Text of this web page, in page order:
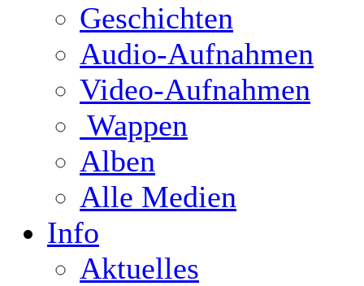
Geschichten
Audio-Aufnahmen
Video-Aufnahmen
Wappen
Alben
Alle Medien
Info
Aktuelles